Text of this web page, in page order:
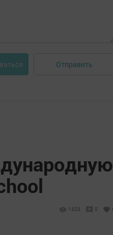
Отправить
1303 0